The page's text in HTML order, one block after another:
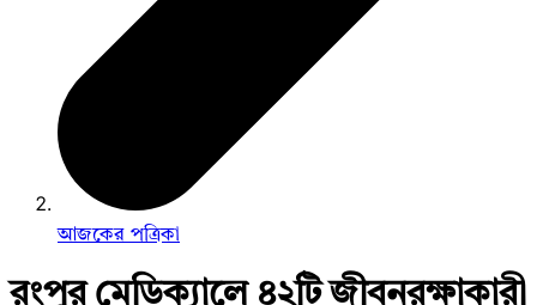
আজকের পত্রিকা
রংপুর মেডিক্যালে ৪২টি জীবনরক্ষাকারী